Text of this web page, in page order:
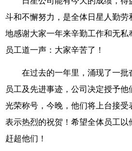
斗和不懈努力，是全体日星人勤
地感谢大家一年来辛勤工作和无
员工道一声：大家辛苦了！
在过去的一年里，涌现了一批
员工及先进事迹，公司决定授予他
光荣称号，今晚，他们将上台接受
表示热烈的祝贺！希望全体员工以
赶超他们！